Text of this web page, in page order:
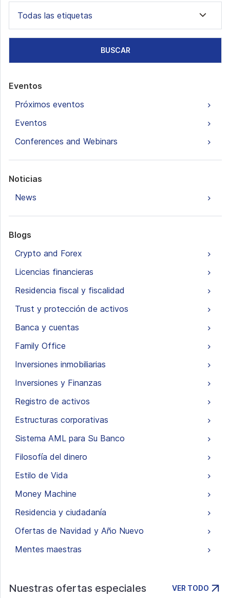
Todas las etiquetas
BUSCAR
Eventos
Próximos eventos
Eventos
Conferences and Webinars
Noticias
News
Blogs
Crypto and Forex
Licencias financieras
Residencia fiscal y fiscalidad
Trust y protección de activos
Banca y cuentas
Family Office
Inversiones inmobiliarias
Inversiones y Finanzas
Registro de activos
Estructuras corporativas
Sistema AML para Su Banco
Filosofía del dinero
Estilo de Vida
Money Machine
Residencia y ciudadanía
Ofertas de Navidad y Año Nuevo
Mentes maestras
Nuestras ofertas especiales VER TODO